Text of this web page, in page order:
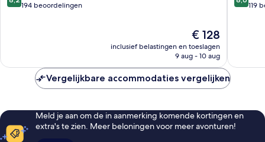
van194 beoordelingen
De
prijs
is
€ 128
inclusief belastingen en toeslagen
9 aug - 10 aug
van119
Vergelijkbare accommodaties vergelijken
Meld je aan om de in aanmerking komende kortingen en
extra's te zien. Meer beloningen voor meer avonturen!